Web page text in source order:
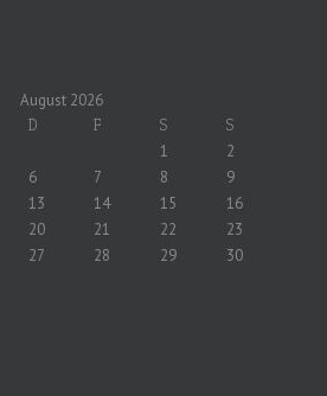
August 2026
D F S S
1
2
6 7 8
9
13 14 15
16
20 21 22
23
27 28 29
30